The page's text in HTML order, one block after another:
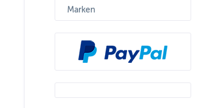
Marken